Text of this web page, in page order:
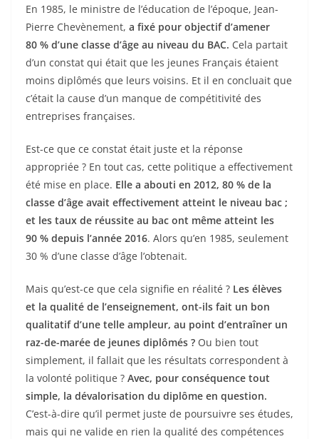
En 1985, le ministre de l’éducation de l’époque, Jean-
Pierre Chevènement, a fixé pour objectif d’amener
80 % d’une classe d’âge au niveau du BAC. Cela partait
d’un constat qui était que les jeunes Français étaient
moins diplômés que leurs voisins. Et il en concluait que
c’était la cause d’un manque de compétitivité des
entreprises françaises.
Est-ce que ce constat était juste et la réponse
appropriée ? En tout cas, cette politique a effectivement
été mise en place. Elle a abouti en 2012, 80 % de la
classe d’âge avait effectivement atteint le niveau bac ;
et les taux de réussite au bac ont même atteint les
90 % depuis l’année 2016. Alors qu’en 1985, seulement
30 % d’une classe d’âge l’obtenait.
Mais qu’est-ce que cela signifie en réalité ? Les élèves
et la qualité de l’enseignement, ont-ils fait un bon
qualitatif d’une telle ampleur, au point d’entraîner un
raz-de-marée de jeunes diplômés ? Ou bien tout
simplement, il fallait que les résultats correspondent à
la volonté politique ? Avec, pour conséquence tout
simple, la dévalorisation du diplôme en question.
C’est-à-dire qu’il permet juste de poursuivre ses études,
mais qui ne valide en rien la qualité des compétences